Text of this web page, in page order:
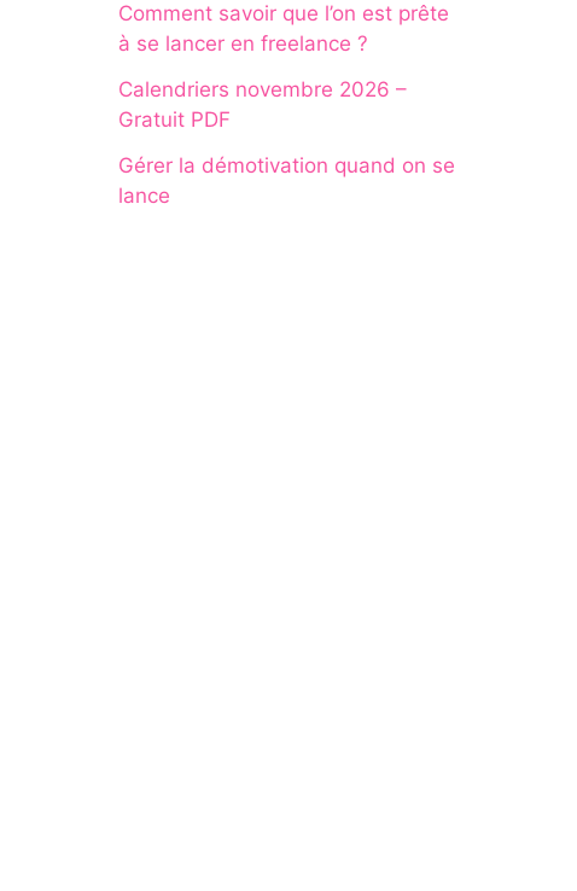
Comment savoir que l’on est prête
à se lancer en freelance ?
Calendriers novembre 2026 –
Gratuit PDF
Gérer la démotivation quand on se
lance